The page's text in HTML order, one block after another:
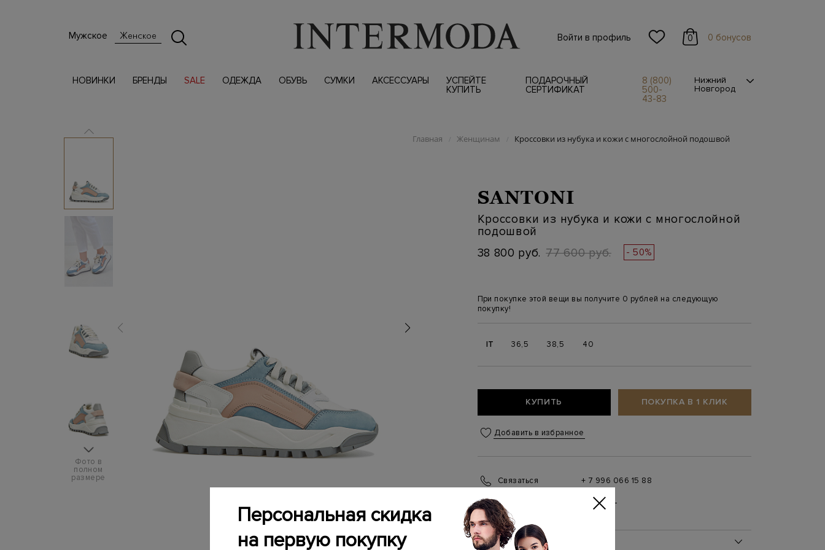
Мужское Женское Войти в профиль 0 0 бонусов
НОВИНКИ БРЕНДЫ SALE ОДЕЖДА ОБУВЬ СУМКИ АКСЕССУАРЫ
УСПЕЙТЕ
КУПИТЬ
ПОДАРОЧНЫЙ
СЕРТИФИКАТ
8 (800)
500-
43-83
Нижний
Новгород
Фото в
полном
размере
Главная / Женщинам / Кроссовки из нубука и кожи с многослойной подошвой
SANTONI
Кроссовки из нубука и кожи с многослойной
подошвой
38 800 руб. 77 600 руб. - 50%
При покупке этой вещи вы получите 0 рублей на следующую
покупку!
IT 36,5 38,5 40
КУПИТЬ ПОКУПКА В 1 КЛИК
Добавить в избранное
Связаться
+ 7 996 066 15 88
Менеджер бутика в
Telegram
(ежедневно с 10:00 до 21:00)
ИНФОРМАЦИЯ ОБ ИЗДЕЛИИ
Персональная скидка
на первую покупку